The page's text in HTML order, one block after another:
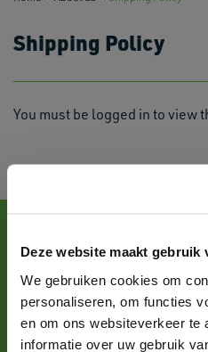
Deze website maakt gebruik
We gebruiken cookies om
personaliseren, om functies
en om ons websiteverkeer te
informatie over uw gebruik
Shipping Policy
You must be logged in to view
Pleaseemailus for more
and all possibilities.
+31 (0)227-504900